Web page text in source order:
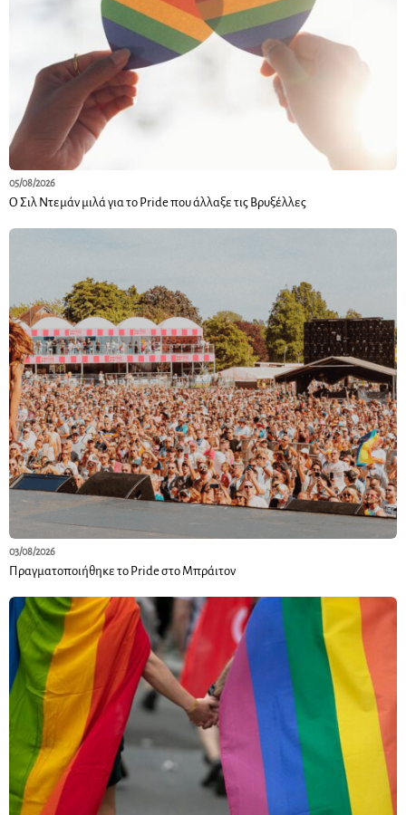
05/08/2026
Ο Σιλ Ντεμάν μιλά για το Pride που άλλαξε τις Βρυξέλλες
03/08/2026
Πραγματοποιήθηκε το Pride στο Μπράιτον